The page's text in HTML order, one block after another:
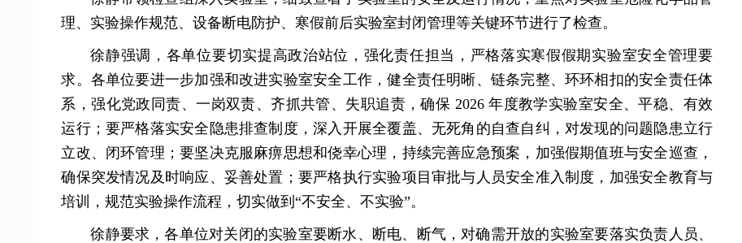
理、实验操作规范、设备断电防护、寒假前后实验室封闭管理等关键环节进行了检查。
徐静强调，各单位要切实提高政治站位，强化责任担当，严格落实寒假假期实验室安全管理要
求。各单位要进一步加强和改进实验室安全工作，健全责任明晰、链条完整、环环相扣的安全责任体
系，强化党政同责、一岗双责、齐抓共管、失职追责，确保 2026 年度教学实验室安全、平稳、有效
运行；要严格落实安全隐患排查制度，深入开展全覆盖、无死角的自查自纠，对发现的问题隐患立行
立改、闭环管理；要坚决克服麻痹思想和侥幸心理，持续完善应急预案，加强假期值班与安全巡查，
确保突发情况及时响应、妥善处置；要严格执行实验项目审批与人员安全准入制度，加强安全教育与
培训，规范实验操作流程，切实做到“不安全、不实验”。
徐静要求，各单位对关闭的实验室要断水、断电、断气，对确需开放的实验室要落实负责人员、